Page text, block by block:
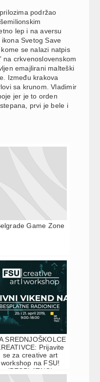
podržao
lep i na aversu
Svetog Save
se nalazi natpis
na crkvenoslovenskom
emajlirani malteški
Između krakova
sa krunom. Vladimir
jer je to orden
prvi je bele i
Game Zone
SREDNJOŠKOLCE
Prijavite
se za creative art
workshop na FSU!
(BESPLATNO)